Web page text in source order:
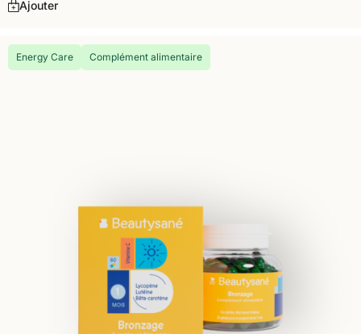
Ajouter
Energy Care Complément alimentaire